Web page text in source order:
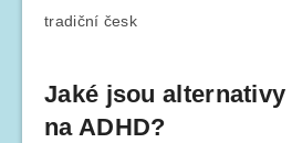
tradiční česk
Jaké jsou
na ADHD?